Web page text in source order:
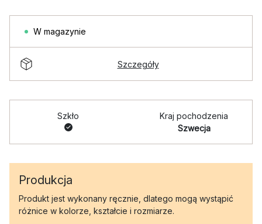
W magazynie
Szczegóły
Szkło
Kraj pochodzenia
Szwecja
Produkcja
Produkt jest wykonany ręcznie, dlatego mogą wystąpić
różnice w kolorze, kształcie i rozmiarze.